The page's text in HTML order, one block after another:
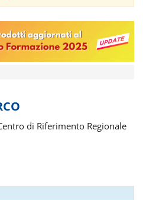
di Riferimento Regionale